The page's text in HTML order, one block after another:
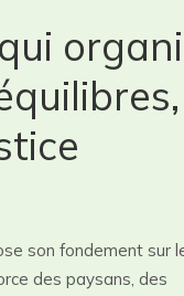
son fondement sur
des paysans, des